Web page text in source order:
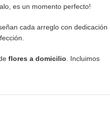
es un momento perfecto!
cada arreglo con dedicación
flores a domicilio . Incluimos